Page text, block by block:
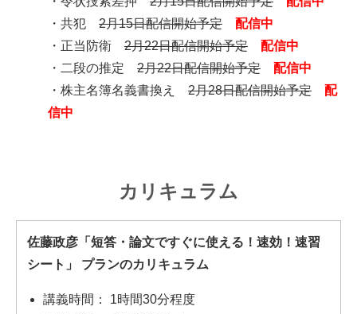
・共犯 2月15日配信開始予定
配信中
・正当防衛 2月22日配信開始予定
配信中
・二段の推定 2月22日配信開始予定
配信中
・株主名簿名義書換え 2月28日配信開始予定
配
信中
カリキュラム
佐藤政彦「短答・論文ですぐに使える！速効！速習
シート」 プランのカリキュラム
講義時間： 1時間30分程度